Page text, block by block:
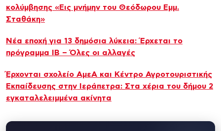
κολύμβησης «Εις μνήμην του Θεόδωρου Εμμ.
Σταθάκη»
Νέα εποχή για 13 δημόσια λύκεια: Έρχεται το
πρόγραμμα IB – Όλες οι αλλαγές
Έρχονται σχολείο ΑμεΑ και Κέντρο Αγροτουριστικής
Εκπαίδευσης στην Ιεράπετρα: Στα χέρια του δήμου 2
εγκαταλελειμμένα ακίνητα